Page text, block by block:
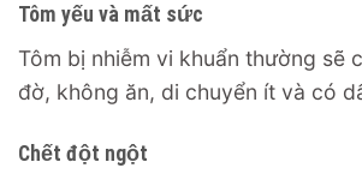
Tôm yếu và mất sức
Tôm bị nhiễm vi khuẩn thường sẽ
đờ, không ăn, di chuyển ít và có
Chết đột ngột